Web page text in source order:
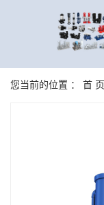
您当前的位置 ： 首 页